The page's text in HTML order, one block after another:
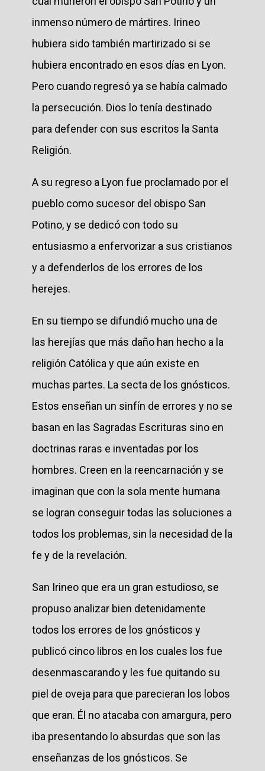
inmenso número de mártires. Irineo
hubiera sido también martirizado si se
hubiera encontrado en esos días en Lyon.
Pero cuando regresó ya se había calmado
la persecución. Dios lo tenía destinado
para defender con sus escritos la Santa
Religión.
A su regreso a Lyon fue proclamado por el
pueblo como sucesor del obispo San
Potino, y se dedicó con todo su
entusiasmo a enfervorizar a sus cristianos
y a defenderlos de los errores de los
herejes.
En su tiempo se difundió mucho una de
las herejías que más daño han hecho a la
religión Católica y que aún existe en
muchas partes. La secta de los gnósticos.
Estos enseñan un sinfín de errores y no se
basan en las Sagradas Escrituras sino en
doctrinas raras e inventadas por los
hombres. Creen en la reencarnación y se
imaginan que con la sola mente humana
se logran conseguir todas las soluciones a
todos los problemas, sin la necesidad de la
fe y de la revelación.
San Irineo que era un gran estudioso, se
propuso analizar bien detenidamente
todos los errores de los gnósticos y
publicó cinco libros en los cuales los fue
desenmascarando y les fue quitando su
piel de oveja para que parecieran los lobos
que eran. Él no atacaba con amargura, pero
iba presentando lo absurdas que son las
enseñanzas de los gnósticos. Se